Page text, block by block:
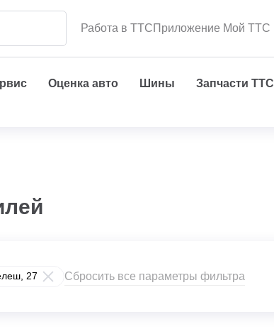
Работа в ТТСПриложение Мой ТТС
Оценка авто Шины Запчасти ТТС
27 Сбросить все параметры фильтра